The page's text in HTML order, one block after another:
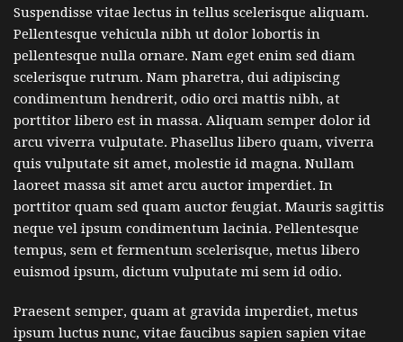
Suspendisse vitae lectus in tellus scelerisque aliquam.
Pellentesque vehicula nibh ut dolor lobortis in
pellentesque nulla ornare. Nam eget enim sed diam
scelerisque rutrum. Nam pharetra, dui adipiscing
condimentum hendrerit, odio orci mattis nibh, at
porttitor libero est in massa. Aliquam semper dolor id
arcu viverra vulputate. Phasellus libero quam, viverra
quis vulputate sit amet, molestie id magna. Nullam
laoreet massa sit amet arcu auctor imperdiet. In
porttitor quam sed quam auctor feugiat. Mauris sagittis
neque vel ipsum condimentum lacinia. Pellentesque
tempus, sem et fermentum scelerisque, metus libero
euismod ipsum, dictum vulputate mi sem id odio.
Praesent semper, quam at gravida imperdiet, metus
ipsum luctus nunc, vitae faucibus sapien sapien vitae